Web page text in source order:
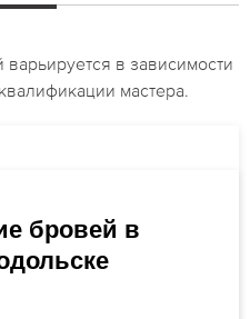
в зависимости
мастера.
бровей в